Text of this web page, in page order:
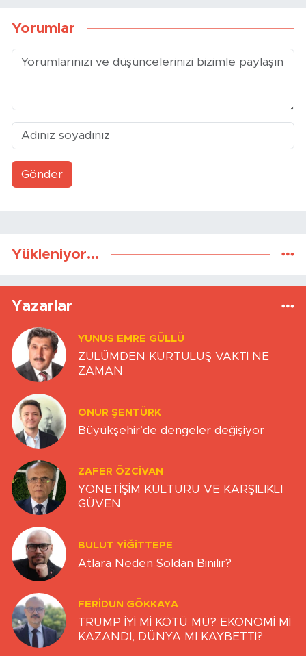
Yorumlar
Gönder
Yükleniyor...
Yazarlar
YUNUS EMRE GÜLLÜ
ZULÜMDEN KURTULUŞ VAKTİ NE
ZAMAN
ONUR ŞENTÜRK
Büyükşehir’de dengeler değişiyor
ZAFER ÖZCIVAN
YÖNETİŞİM KÜLTÜRÜ VE KARŞILIKLI
GÜVEN
BULUT YİĞİTTEPE
Atlara Neden Soldan Binilir?
FERIDUN GÖKKAYA
TRUMP İYİ Mİ KÖTÜ MÜ? EKONOMİ Mİ
KAZANDI, DÜNYA MI KAYBETTİ?